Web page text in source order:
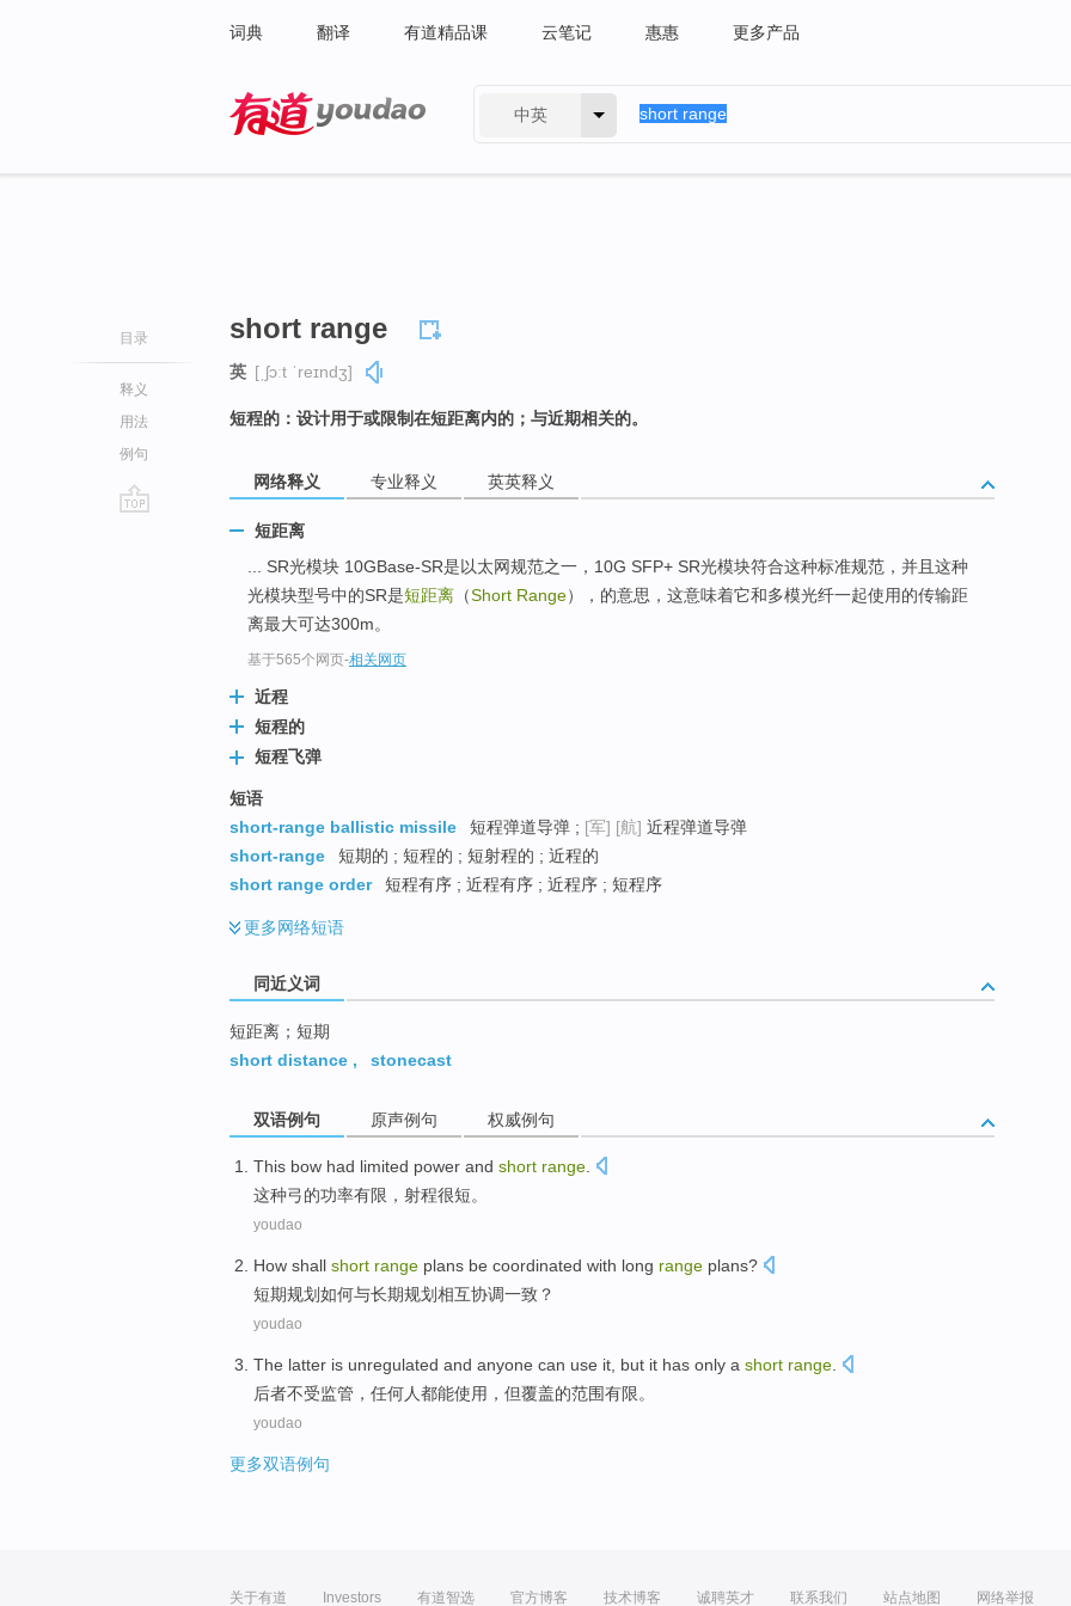
词典 翻译 有道精品课 云笔记 惠惠 更多产品
中英
目录
释义
用法
例句
short range
英 [ˌʃɔːt ˈreɪndʒ]
短程的：设计用于或限制在短距离内的；与近期相关的。
网络释义 专业释义 英英释义
短距离
... SR光模块 10GBase-SR是以太网规范之一，10G SFP+ SR光模块符合这种标准规范，并且这种
光模块型号中的SR是短距离 （Short Range），的意思，这意味着它和多模光纤一起使用的传输距
离最大可达300m。
基于565个网页-相关网页
近程
短程的
短程飞弹
短语
short-range ballistic missile
短程弹道导弹 ; [军] [航] 近程弹道导弹
short-range
短期的 ; 短程的 ; 短射程的 ; 近程的
short range order
短程有序 ; 近程有序 ; 近程序 ; 短程序
更多网络短语
同近义词
短距离；短期
short distance , stonecast
双语例句 原声例句 权威例句
This bow had limited power and short range.
这种弓的功率有限 ， 射程很短。
youdao
How shall short range plans be coordinated with long range plans?
短期规划如何与长期规划相互协调一致？
youdao
The latter is unregulated and anyone can use it, but it has only a short range
后者不受监管， 任何人都能使用 ， 但覆盖的范围有限。
youdao
更多双语例句
关于有道 Investors 有道智选 官方博客 技术博客 诚聘英才 联系我们 站点地图 网络举报